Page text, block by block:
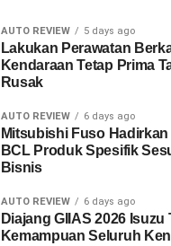
AUTO REVIEW 5 days ago
Lakukan Perawatan
Kendaraan Tetap Prima
Rusak
AUTO REVIEW 6 days ago
Mitsubishi Fuso Hadirkan
BCL Produk Spesifik
Bisnis
AUTO REVIEW 6 days ago
Diajang GIIAS 2026 Isuzu
Kemampuan Seluruh